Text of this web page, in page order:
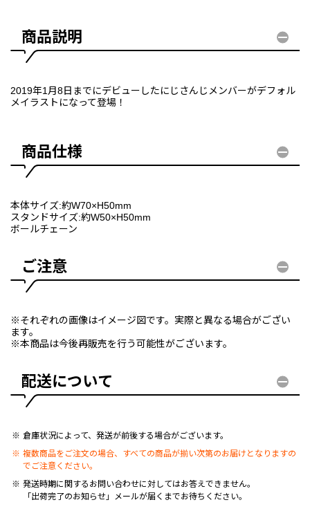
商品説明
2019年1月8日までにデビューしたにじさんじメンバーがデフォル
メイラストになって登場！
商品仕様
本体サイズ:約W70×H50mm
スタンドサイズ:約W50×H50mm
ボールチェーン
ご注意
※それぞれの画像はイメージ図です。実際と異なる場合がござい
ます。
※本商品は今後再販売を行う可能性がございます。
配送について
倉庫状況によって、発送が前後する場合がございます。
複数商品をご注文の場合、すべての商品が揃い次第のお届けとなりますの
でご注意ください。
発送時期に関するお問い合わせに対してはお答えできません。
「出荷完了のお知らせ」メールが届くまでお待ちください。